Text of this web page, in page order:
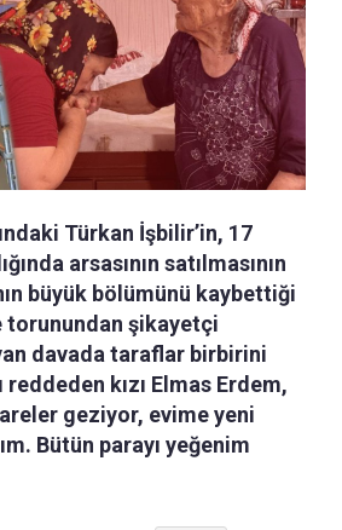
Türkan İşbilir’in, 17
arsasının satılmasının
büyük bölümünü kaybettiği
torunundan şikayetçi
davada taraflar birbirini
reddeden kızı Elmas Erdem,
geziyor, evime yeni
Bütün parayı yeğenim